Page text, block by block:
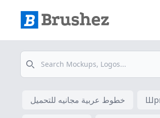
Search
خطوط عربية مجانيه للتحميل